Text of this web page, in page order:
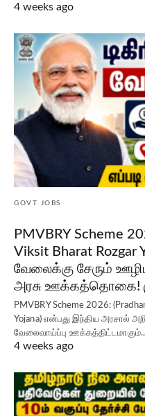
4 weeks ago
GOVT JOBS
PMVBRY Scheme
Viksit Bharat Rozgar
வேலைக்கு சேரும்
அரசு ஊக்கத்தொகை!
PMVBRY Scheme 2026:
Yojana) என்பது இந்திய அரசால்
வேலைவாய்ப்பு
4 weeks ago